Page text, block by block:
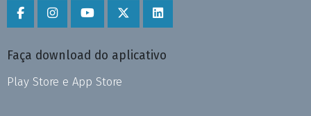
Faça download do aplicativo
Play Store e App Store